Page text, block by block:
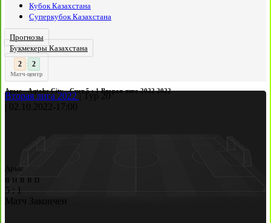
Кубок Казахстана
Суперкубок Казахстана
Прогнозы
Букмекеры Казахстана
3 : 2
Матч-центр
Арыс - Aqtobe City - Счет 5 : 1 Вторая лига 2022 2022
Вторая лига 2022|
Тур 20
02.10.2022- 17:00
Арыс
в н в в п
5 : 1
Матч Закончен